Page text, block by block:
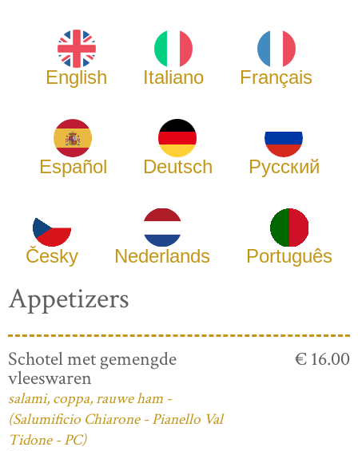
English Italiano Français
Español Deutsch Русский
Česky Nederlands Português
Appetizers
Schotel met gemengde
vleeswaren
salami, coppa, rauwe ham -
(Salumificio Chiarone - Pianello Val
Tidone - PC)
€ 16.00